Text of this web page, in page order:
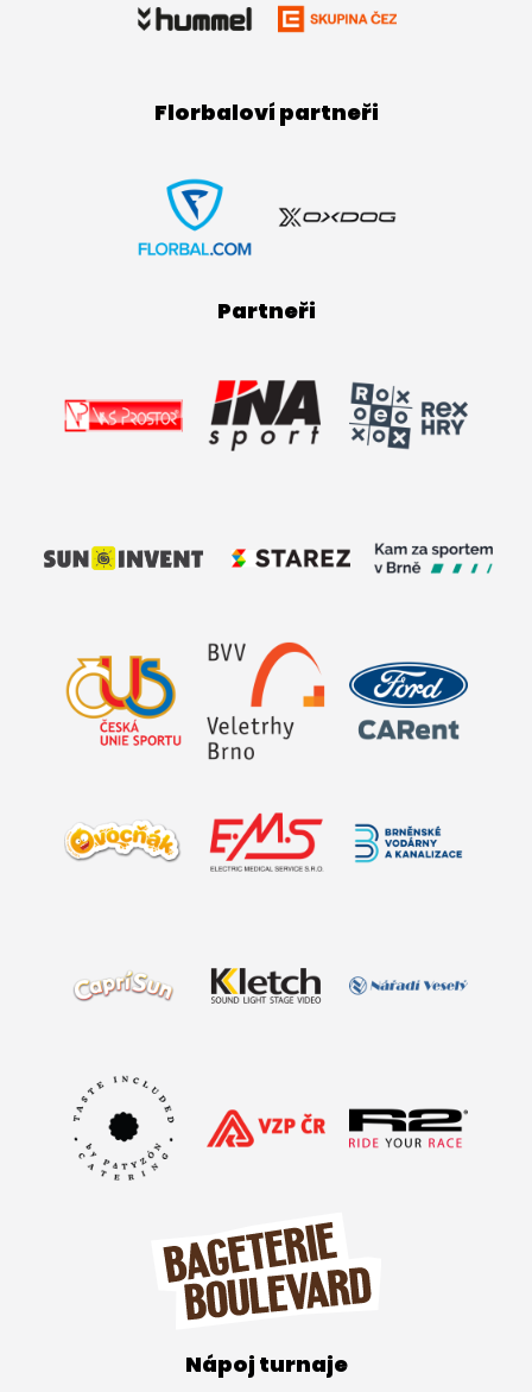
Florbaloví partneři
Partneři
Nápoj turnaje